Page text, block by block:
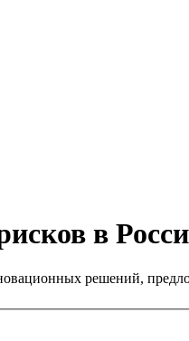
в
решений,